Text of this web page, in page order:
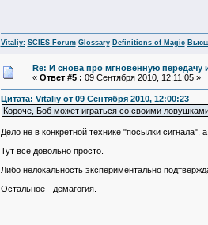
Vitaliy: SCIES Forum Glossary Definitions of Magic
Re: И снова про мгновенную
« Ответ #5 : 09 Сентября 2010, 12:11:05 »
Цитата: Vitaliy от 09 Сентября 2010, 12:00:23
Короче, Боб может играться со своими
Дело не в конкретной технике "посылки сигнала",
Тут всё довольно просто.
Либо нелокальность экспериментально
Остальное - демагогия.